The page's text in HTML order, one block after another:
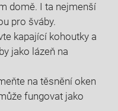
domě. I‍ ta nejmenší
pro ⁣šváby.
kapající kohoutky ⁣a
jako​ lázeň na
na těsnění oken
fungovat jako